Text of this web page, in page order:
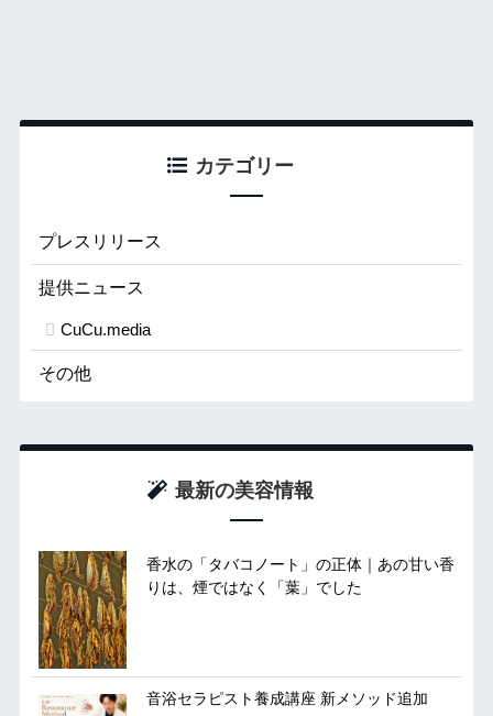
カテゴリー
プレスリリース
提供ニュース
CuCu.media
その他
最新の美容情報
香水の「タバコノート」の正体｜あの甘い香
りは、煙ではなく「葉」でした
音浴セラピスト養成講座 新メソッド追加